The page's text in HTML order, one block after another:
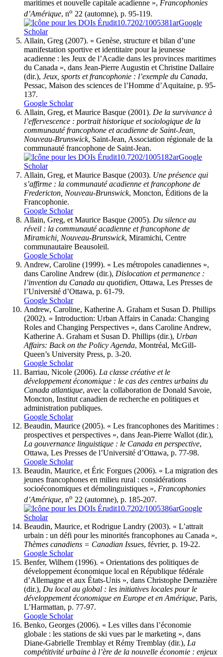
maritimes et nouvelle capitale acadienne », Francophonies
d’Amérique, no 22 (automne), p. 95-119.
10.7202/1005381arGoogle
Scholar
Allain, Greg (2007). « Genèse, structure et bilan d’une
manifestation sportive et identitaire pour la jeunesse
acadienne : les Jeux de l’Acadie dans les provinces maritimes
du Canada », dans Jean-Pierre Augustin et Christine Dallaire
(dir.), Jeux, sports et francophonie : l’exemple du Canada,
Pessac, Maison des sciences de l’Homme d’Aquitaine, p. 95-
137.
Google Scholar
Allain, Greg, et Maurice Basque (2001). De la survivance à
l’effervescence : portrait historique et sociologique de la
communauté francophone et acadienne de Saint-Jean,
Nouveau-Brunswick, Saint-Jean, Association régionale de la
communauté francophone de Saint-Jean.
10.7202/1005182arGoogle
Scholar
Allain, Greg, et Maurice Basque (2003). Une présence qui
s’affirme : la communauté acadienne et francophone de
Fredericton, Nouveau-Brunswick, Moncton, Éditions de la
Francophonie.
Google Scholar
Allain, Greg, et Maurice Basque (2005). Du silence au
réveil : la communauté acadienne et francophone de
Miramichi, Nouveau-Brunswick, Miramichi, Centre
communautaire Beausoleil.
Google Scholar
Andrew, Caroline (1999). « Les métropoles canadiennes »,
dans Caroline Andrew (dir.), Dislocation et permanence :
l’invention du Canada au quotidien, Ottawa, Les Presses de
l’Université d’Ottawa, p. 61-79.
Google Scholar
Andrew, Caroline, Katherine A. Graham et Susan D. Phillips
(2002). « Introduction: Urban Affairs in Canada: Changing
Roles and Changing Perspectives », dans Caroline Andrew,
Katherine A. Graham et Susan D. Phillips (dir.), Urban
Affairs: Back on the Policy Agenda, Montréal, McGill-
Queen’s University Press, p. 3-20.
Google Scholar
Barriau, Nicole (2006). La classe créative et le
développement économique : le cas des centres urbains du
Canada atlantique, avec la collaboration de Donald Savoie,
Moncton, Institut canadien de recherche en politiques et
administration publiques.
Google Scholar
Beaudin, Maurice (2005). « Les francophones des Maritimes :
prospectives et perspectives », dans Jean-Pierre Wallot (dir.),
La gouvernance linguistique : le Canada en perspective,
Ottawa, Les Presses de l’Université d’Ottawa, p. 77-98.
Google Scholar
Beaudin, Maurice, et Éric Forgues (2006). « La migration des
jeunes francophones en milieu rural : considérations
socioéconomiques et démolinguistiques », Francophonies
d’Amérique, no 22 (automne), p. 185-207.
10.7202/1005386arGoogle
Scholar
Beaudin, Maurice, et Rodrigue Landry (2003). « L’attrait
urbain : un défi pour les minorités francophones au Canada »,
Thèmes canadiens = Canadian Issues, février, p. 19-22.
Google Scholar
Benfer, Wilhem (1996). « Orientations des politiques de
développement économique local en République fédérale
d’Allemagne et aux États-Unis », dans Christophe Demazière
(dir.), Du local au global : les initiatives locales pour le
développement économique en Europe et en Amérique, Paris,
L’Harmattan, p. 77-97.
Google Scholar
Benko, Georges (2006). « Les villes dans l’économie
globale : les stations de ski vues par le marketing », dans
Diane-Gabrielle Tremblay et Rémy Tremblay (dir.), La
compétitivité urbaine à l’ère de la nouvelle économie : enjeux